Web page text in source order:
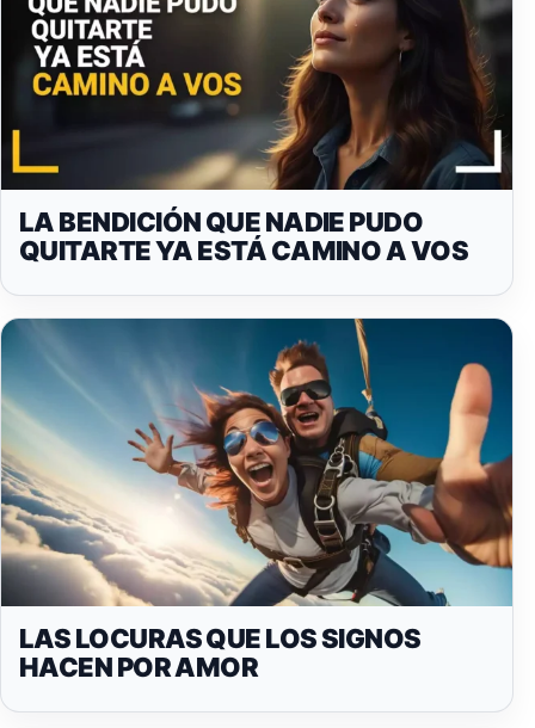
LA BENDICIÓN QUE NADIE PUDO
QUITARTE YA ESTÁ CAMINO A VOS
LAS LOCURAS QUE LOS SIGNOS
HACEN POR AMOR